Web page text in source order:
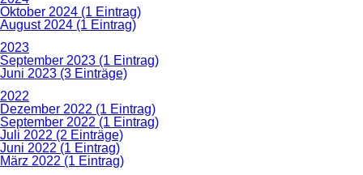
Oktober 2024 (1 Eintrag)
August 2024 (1 Eintrag)
2023
September 2023 (1 Eintrag)
Juni 2023 (3 Einträge)
2022
Dezember 2022 (1 Eintrag)
September 2022 (1 Eintrag)
Juli 2022 (2 Einträge)
Juni 2022 (1 Eintrag)
März 2022 (1 Eintrag)